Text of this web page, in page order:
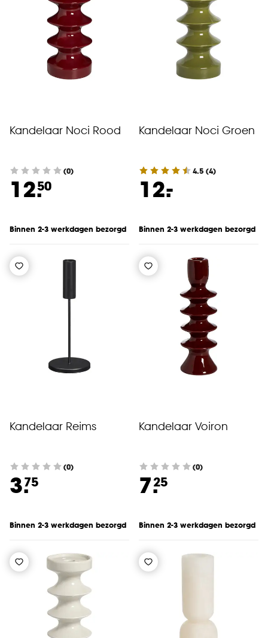
Kandelaar Noci Rood
(0)
12.50
Binnen 2-3 werkdagen bezorgd
Kandelaar Noci Groen
4.5 (4)
12.
-
Binnen 2-3 werkdagen bezorgd
Kandelaar Reims
(0)
3.75
Binnen 2-3 werkdagen bezorgd
Kandelaar Voiron
(0)
7.25
Binnen 2-3 werkdagen bezorgd